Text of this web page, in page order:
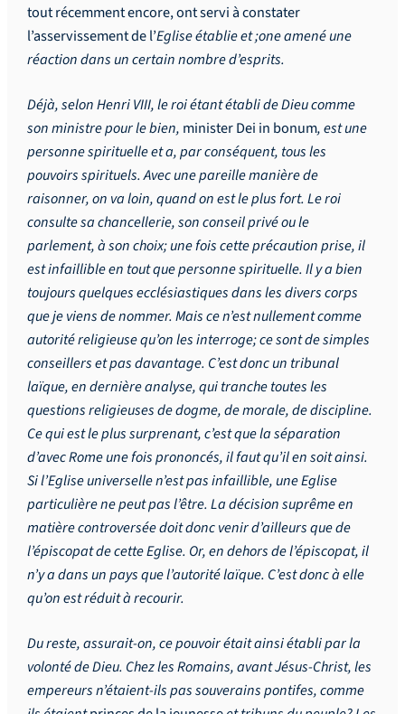
tout récemment encore, ont servi à constater
l’asservissement de l’Eglise établie et ;one amené une
réaction dans un certain nombre d’esprits.
Déjà, selon Henri VIII, le roi étant établi de Dieu comme
son ministre pour le bien, minister Dei in bonum, est une
personne spirituelle et a, par conséquent, tous les
pouvoirs spirituels. Avec une pareille manière de
raisonner, on va loin, quand on est le plus fort. Le roi
consulte sa chancellerie, son conseil privé ou le
parlement, à son choix; une fois cette précaution prise, il
est infaillible en tout que personne spirituelle. Il y a bien
toujours quelques ecclésiastiques dans les divers corps
que je viens de nommer. Mais ce n’est nullement comme
autorité religieuse qu’on les interroge; ce sont de simples
conseillers et pas davantage. C’est donc un tribunal
laïque, en dernière analyse, qui tranche toutes les
questions religieuses de dogme, de morale, de discipline.
Ce qui est le plus surprenant, c’est que la séparation
d’avec Rome une fois prononcés, il faut qu’il en soit ainsi.
Si l’Eglise universelle n’est pas infaillible, une Eglise
particulière ne peut pas l’être. La décision suprême en
matière controversée doit donc venir d’ailleurs que de
l’épiscopat de cette Eglise. Or, en dehors de l’épiscopat, il
n’y a dans un pays que l’autorité laïque. C’est donc à elle
qu’on est réduit à recourir.
Du reste, assurait-on, ce pouvoir était ainsi établi par la
volonté de Dieu. Chez les Romains, avant Jésus-Christ, les
empereurs n’étaient-ils pas souverains pontifes, comme